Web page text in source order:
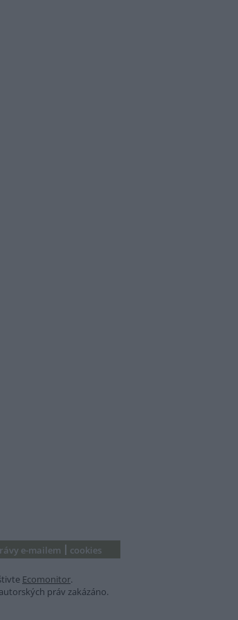
e-mailem cookies
Ecomonitor.
práv zakázáno.